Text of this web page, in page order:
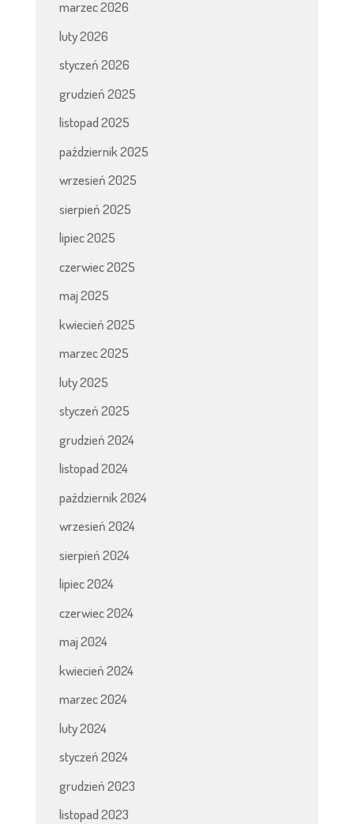
marzec 2026
luty 2026
styczeń 2026
grudzień 2025
listopad 2025
październik 2025
wrzesień 2025
sierpień 2025
lipiec 2025
czerwiec 2025
maj 2025
kwiecień 2025
marzec 2025
luty 2025
styczeń 2025
grudzień 2024
listopad 2024
październik 2024
wrzesień 2024
sierpień 2024
lipiec 2024
czerwiec 2024
maj 2024
kwiecień 2024
marzec 2024
luty 2024
styczeń 2024
grudzień 2023
listopad 2023